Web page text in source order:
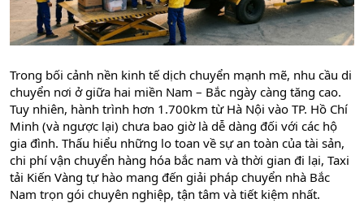
Trong bối cảnh nền kinh tế dịch chuyển mạnh mẽ, nhu cầu di
chuyển nơi ở giữa hai miền Nam – Bắc ngày càng tăng cao.
Tuy nhiên, hành trình hơn 1.700km từ Hà Nội vào TP. Hồ Chí
Minh (và ngược lại) chưa bao giờ là dễ dàng đối với các hộ
gia đình. Thấu hiểu những lo toan về sự an toàn của tài sản,
chi phí vận chuyển hàng hóa bắc nam và thời gian đi lại, Taxi
tải Kiến Vàng tự hào mang đến giải pháp chuyển nhà Bắc
Nam trọn gói chuyên nghiệp, tận tâm và tiết kiệm nhất.